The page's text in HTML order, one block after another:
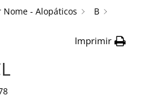
- Alopáticos
B
Imprimir